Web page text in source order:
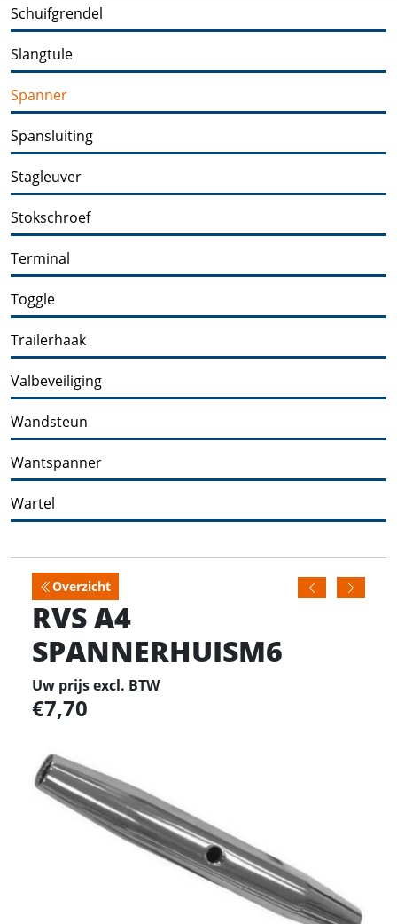
Schuifgrendel
Slangtule
Spanner
Spansluiting
Stagleuver
Stokschroef
Terminal
Toggle
Trailerhaak
Valbeveiliging
Wandsteun
Wantspanner
Wartel
Overzicht
RVS A4
SPANNERHUISM6
Uw prijs excl. BTW
7,70